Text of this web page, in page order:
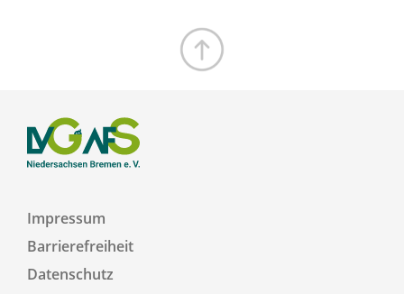
Impressum
Barrierefreiheit
Datenschutz